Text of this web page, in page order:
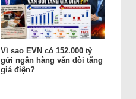
Vì sao EVN có 152.000 tỷ
gửi ngân hàng vẫn đòi tăng
giá điện?